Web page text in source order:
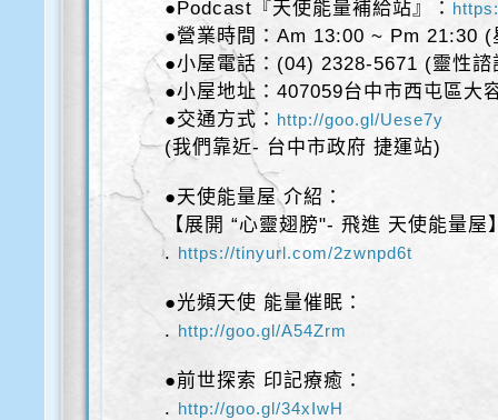
●Podcast『天使能量補給站』：
●營業時間：Am 13:00 ~ Pm 21:30 (
●小屋電話：(04) 2328-5671 (靈性
●小屋地址：407059台中市西屯區大
●交通方式： http://goo.gl/Uese7y
(我們靠近- 台中市政府 捷運站)
●天使能量屋 介紹：
【展開 “心靈翅膀"- 飛進 天使能量屋
. https://tinyurl.com/2zwnpd6t
●光頻天使 能量催眠：
. http://goo.gl/A54Zrm
●前世探索 印記療癒：
. http://goo.gl/34xIwH